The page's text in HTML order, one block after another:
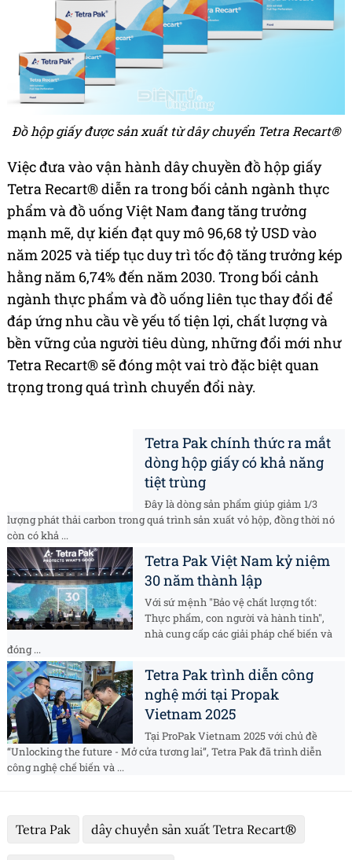
Đồ hộp giấy được sản xuất từ dây chuyển Tetra Recart®
Việc đưa vào vận hành dây chuyền đồ hộp giấy
Tetra Recart® diễn ra trong bối cảnh ngành thực
phẩm và đồ uống Việt Nam đang tăng trưởng
mạnh mẽ, dự kiến đạt quy mô 96,68 tỷ USD vào
năm 2025 và tiếp tục duy trì tốc độ tăng trưởng kép
hằng năm 6,74% đến năm 2030. Trong bối cảnh
ngành thực phẩm và đồ uống liên tục thay đổi để
đáp ứng nhu cầu về yếu tố tiện lợi, chất lượng và
bền vững của người tiêu dùng, những đổi mới như
Tetra Recart® sẽ đóng một vai trò đặc biệt quan
trọng trong quá trình chuyển đổi này.
Tetra Pak chính thức ra mắt
dòng hộp giấy có khả năng
tiệt trùng
Đây là dòng sản phẩm giúp giảm 1/3
lượng phát thải carbon trong quá trình sản xuất vỏ hộp, đồng thời nó
còn có khả ...
Tetra Pak Việt Nam kỷ niệm
30 năm thành lập
Với sứ mệnh "Bảo vệ chất lượng tốt:
Thực phẩm, con người và hành tinh",
nhà cung cấp các giải pháp chế biến và
đóng ...
Tetra Pak trình diễn công
nghệ mới tại Propak
Vietnam 2025
Tại ProPak Vietnam 2025 với chủ đề
“Unlocking the future - Mở cửa tương lai”, Tetra Pak đã trình diễn
công nghệ chế biến và ...
Tetra Pak dây chuyền sản xuất Tetra Recart®